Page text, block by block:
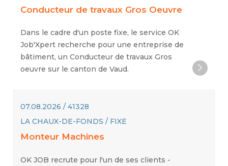
Conducteur de travaux Gros Oeuvre
Dans le cadre d'un poste fixe, le service OK
Job'Xpert recherche pour une entreprise de
bâtiment, un Conducteur de travaux Gros
oeuvre sur le canton de Vaud.
07.08.2026 / 41328
LA CHAUX-DE-FONDS / FIXE
Monteur Machines
OK JOB recrute pour l'un de ses clients -